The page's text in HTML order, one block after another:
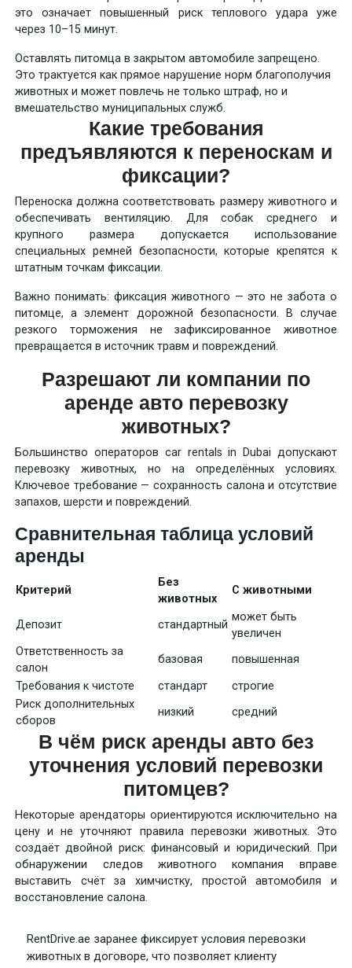
это означает повышенный риск теплового удара уже
через 10–15 минут.
Оставлять питомца в закрытом автомобиле запрещено.
Это трактуется как прямое нарушение норм благополучия
животных и может повлечь не только штраф, но и
вмешательство муниципальных служб.
Какие требования
предъявляются к переноскам и
фиксации?
Переноска должна соответствовать размеру животного и
обеспечивать вентиляцию. Для собак среднего и
крупного размера допускается использование
специальных ремней безопасности, которые крепятся к
штатным точкам фиксации.
Важно понимать: фиксация животного — это не забота о
питомце, а элемент дорожной безопасности. В случае
резкого торможения не зафиксированное животное
превращается в источник травм и повреждений.
Разрешают ли компании по
аренде авто перевозку
животных?
Большинство операторов car rentals in Dubai допускают
перевозку животных, но на определённых условиях.
Ключевое требование — сохранность салона и отсутствие
запахов, шерсти и повреждений.
Сравнительная таблица условий
аренды
Критерий
Без
животных
С животными
Депозит стандартный
может быть
увеличен
Ответственность за
салон
базовая
повышенная
Требования к чистоте
стандарт
строгие
Риск дополнительных
сборов
низкий средний
В чём риск аренды авто без
уточнения условий перевозки
питомцев?
Некоторые арендаторы ориентируются исключительно на
цену и не уточняют правила перевозки животных. Это
создаёт двойной риск: финансовый и юридический. При
обнаружении следов животного компания вправе
выставить счёт за химчистку, простой автомобиля и
восстановление салона.
RentDrive.ae заранее фиксирует условия перевозки
животных в договоре, что позволяет клиенту